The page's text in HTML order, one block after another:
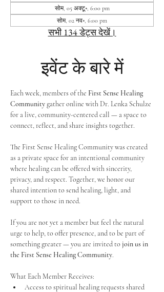
सोम, 05 अक्टू॰, 6:00 pm
सोम, 02 नव॰, 6:00 pm
सभी 134 डेट्स देखें।
इवेंट के बारे में
Each week, members of the First Sense Healing
Community gather online with Dr. Lenka Schulze
for a live, community-centered call — a space to
connect, reflect, and share insights together.
The First Sense Healing Community was created
as a private space for an intentional community
where healing can be offered with sincerity,
privacy, and respect. Together, we honor our
shared intention to send healing, light, and
support to those in need.
If you are not yet a member but feel the natural
urge to help, to offer presence, and to be part of
something greater — you are invited to join us in
the First Sense Healing Community.
What Each Member Receives:
Access to spiritual healing requests shared